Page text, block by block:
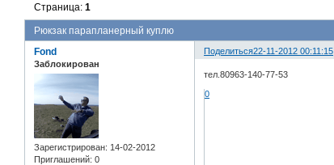
Рюкзак парапланерный куплю
Страница:1
Поделиться22-11-2012 00:11:15
Fond
Заблокирован
Зарегистрирован: 14-02-2012
Приглашений: 0
тел.80963-140-77-53
0